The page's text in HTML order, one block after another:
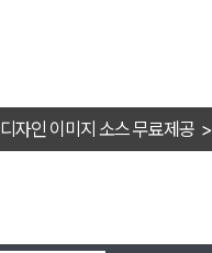
디자인 이미지 소스 무료제공 >